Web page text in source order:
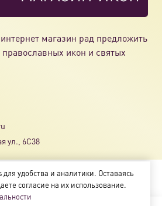
магазин рад предложить
икон и святых
ул., 6С38
икон «ikonaspas.ru»
удобства и аналитики. Оставаясь
согласие на их использование.